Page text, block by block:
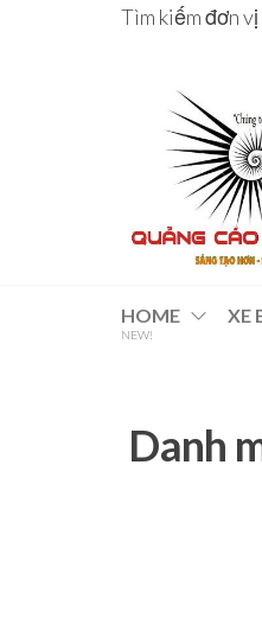
Tìm kiếm đơn
chuyên
sâu – 8
nghiệm
Agency –
nhà sản
Sampling,
Booth
HOME
NEW!
XE
Danh